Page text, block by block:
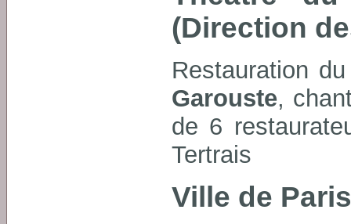
(Direction
Restauration
Garouste,
de 6
Tertrais
Ville de